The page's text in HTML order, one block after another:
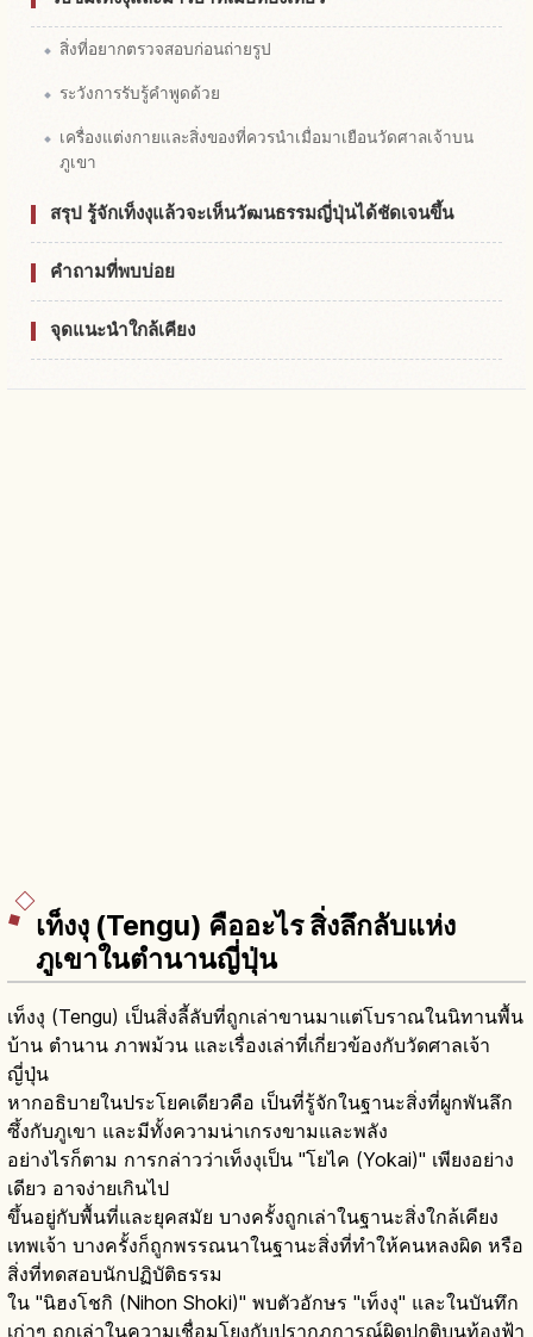
สิ่งที่อยากตรวจสอบก่อนถ่ายรูป
ระวังการรับรู้คำพูดด้วย
เครื่องแต่งกายและสิ่งของที่ควรนำเมื่อมาเยือนวัดศาลเจ้าบน
ภูเขา
สรุป รู้จักเท็งงุแล้วจะเห็นวัฒนธรรมญี่ปุ่นได้ชัดเจนขึ้น
คำถามที่พบบ่อย
จุดแนะนำใกล้เคียง
เท็งงุ (Tengu) คืออะไร สิ่งลึกลับแห่ง
ภูเขาในตำนานญี่ปุ่น
เท็งงุ (Tengu) เป็นสิ่งลี้ลับที่ถูกเล่าขานมาแต่โบราณในนิทานพื้น
บ้าน ตำนาน ภาพม้วน และเรื่องเล่าที่เกี่ยวข้องกับวัดศาลเจ้า
ญี่ปุ่น
หากอธิบายในประโยคเดียวคือ เป็นที่รู้จักในฐานะสิ่งที่ผูกพันลึก
ซึ้งกับภูเขา และมีทั้งความน่าเกรงขามและพลัง
อย่างไรก็ตาม การกล่าวว่าเท็งงุเป็น "โยไค (Yokai)" เพียงอย่าง
เดียว อาจง่ายเกินไป
ขึ้นอยู่กับพื้นที่และยุคสมัย บางครั้งถูกเล่าในฐานะสิ่งใกล้เคียง
เทพเจ้า บางครั้งก็ถูกพรรณนาในฐานะสิ่งที่ทำให้คนหลงผิด หรือ
สิ่งที่ทดสอบนักปฏิบัติธรรม
ใน "นิฮงโชกิ (Nihon Shoki)" พบตัวอักษร "เท็งงุ" และในบันทึก
เก่าๆ ถูกเล่าในความเชื่อมโยงกับปรากฏการณ์ผิดปกติบนท้องฟ้า